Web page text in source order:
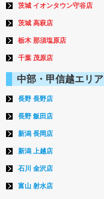
茨城 イオンタウン守谷店
茨城 高萩店
栃木 那須塩原店
千葉 茂原店
中部・甲信越エリア
長野 長野店
長野 飯田店
新潟 長岡店
新潟 上越店
石川 金沢店
富山 射水店